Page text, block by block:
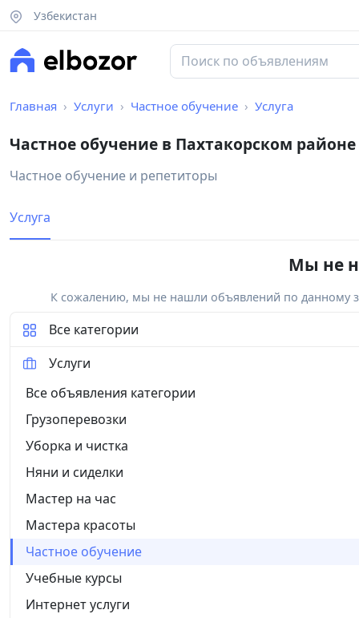
Узбекистан
Главная Услуги Частное обучение Услуга
Частное обучение в Пахтакорском районе
Частное обучение и репетиторы
Услуга
Мы не
К сожалению, мы не нашли объявлений по данному
Все категории
Услуги
Все объявления категории
Грузоперевозки
Уборка и чистка
Няни и сиделки
Мастер на час
Мастера красоты
Частное обучение
Учебные курсы
Интернет услуги